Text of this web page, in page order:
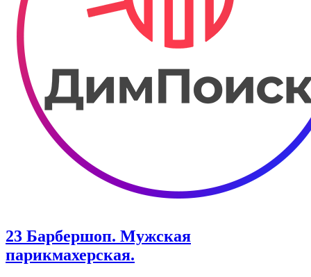
23 Барбершоп. Мужская
парикмахерская.